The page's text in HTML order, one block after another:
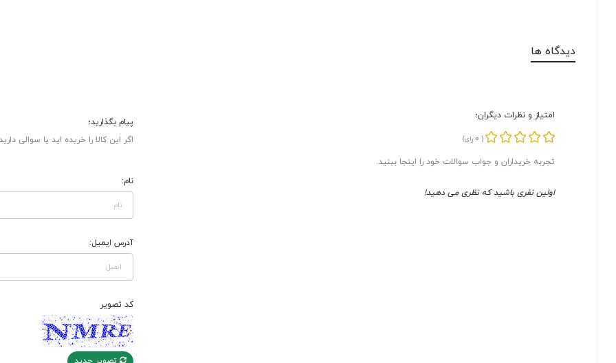
دیدگاه ها
امتیاز و نظرات دیگران؛
(
0 رای)
تجربه خریداران و جواب سوالات خود را اینجا ببنید.
اولین نفری باشید که نظری می دهید!
پیام بگذارید؛
اگر این کالا را خریده اید یا سوالی
نام:
آدرس ایمیل:
کد تصویر